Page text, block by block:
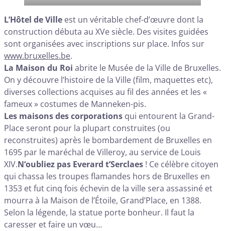
L’Hôtel de Ville est un véritable chef-d’œuvre dont la
construction débuta au XVe siècle. Des visites guidées
sont organisées avec inscriptions sur place. Infos sur
www.bruxelles.be.
La Maison du Roi abrite le Musée de la Ville de Bruxelles.
On y découvre l’histoire de la Ville (film, maquettes etc),
diverses collections acquises au fil des années et les «
fameux » costumes de Manneken-pis.
Les maisons des corporations qui entourent la Grand-
Place seront pour la plupart construites (ou
reconstruites) après le bombardement de Bruxelles en
1695 par le maréchal de Villeroy, au service de Louis
XIV.N‘oubliez pas Everard t’Serclaes ! Ce célèbre citoyen
qui chassa les troupes flamandes hors de Bruxelles en
1353 et fut cinq fois échevin de la ville sera assassiné et
mourra à la Maison de l’Étoile, Grand’Place, en 1388.
Selon la légende, la statue porte bonheur. Il faut la
caresser et faire un vœu…